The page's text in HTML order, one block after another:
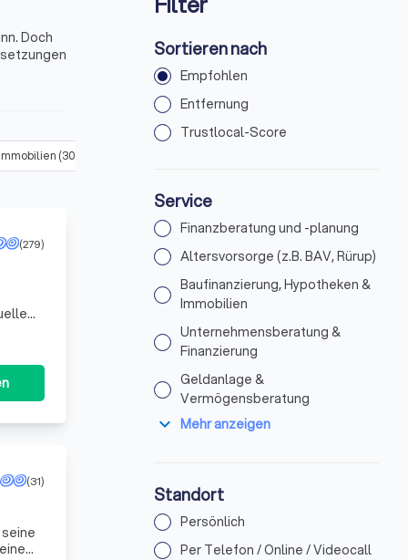
Doch
(305
(279)
(31)
Sortieren nach
Empfohlen
Entfernung
Trustlocal-Score
Service
Finanzberatung und -planung
Altersvorsorge (z.B. BAV, Rürup)
Baufinanzierung, Hypotheken &
Immobilien
Unternehmensberatung &
Finanzierung
Geldanlage &
Vermögensberatung
expand_more Mehr anzeigen
Standort
Persönlich
Per Telefon / Online / Videocall